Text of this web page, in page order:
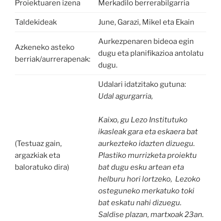
Proiektuaren izena Merkadilo berrerabilgarria
Taldekideak June, Garazi, Mikel eta Ekain
Azkeneko asteko
berriak/aurrerapenak:
Aurkezpenaren bideoa egin
dugu eta planifikazioa antolatu
dugu.
(Testuaz gain,
argazkiak eta
baloratuko dira)
Udalari idatzitako gutuna:
Udal agurgarria,
Kaixo, gu Lezo Institutuko
ikasleak gara eta eskaera bat
aurkezteko idazten dizuegu.
Plastiko murrizketa proiektu
bat dugu esku artean eta
helburu hori lortzeko, Lezoko
osteguneko merkatuko toki
bat eskatu nahi dizuegu.
Saldise plazan, martxoak 23an.